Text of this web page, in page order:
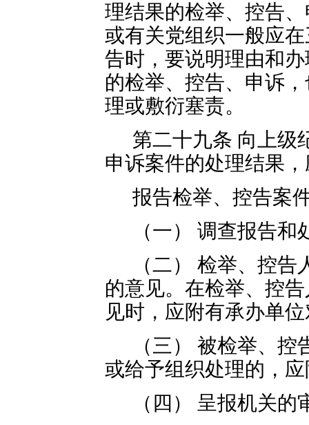
理结果的检举、控告
或有关党组织一般应
告时，要说明理由和
的检举、控告、申诉
理或敷衍塞责。
第二十九条 向上级
申诉案件的处理结果
报告检举、控告案
（一） 调查报告和
（二） 检举、控
的意见。在检举、控
见时，应附有承办单
（三） 被检举、
或给予组织处理的，
（四） 呈报机关的